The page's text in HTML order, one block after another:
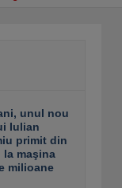
unul nou
Iulian
primit din
la maşina
milioane